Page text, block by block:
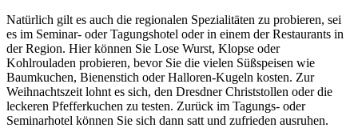
Natürlich gilt es auch die regionalen Spezialitäten zu probieren, sei
es im Seminar- oder Tagungshotel oder in einem der Restaurants in
der Region. Hier können Sie Lose Wurst, Klopse oder
Kohlrouladen probieren, bevor Sie die vielen Süßspeisen wie
Baumkuchen, Bienenstich oder Halloren-Kugeln kosten. Zur
Weihnachtszeit lohnt es sich, den Dresdner Christstollen oder die
leckeren Pfefferkuchen zu testen. Zurück im Tagungs- oder
Seminarhotel können Sie sich dann satt und zufrieden ausruhen.